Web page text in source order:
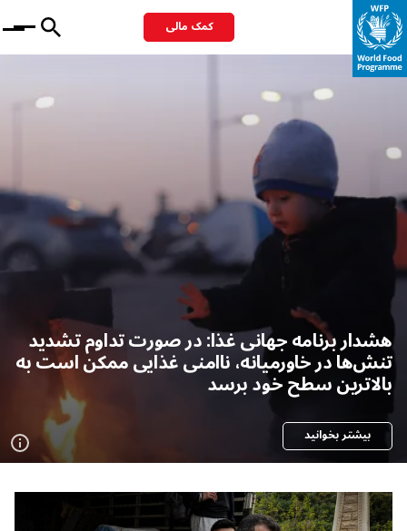
کمک مالی Menu
هشدار برنامه جهانی غذا: در صورت تداوم تشدید
تنش‌ها در خاورمیانه، ناامنی غذایی ممکن است به
بالاترین سطح خود برسد
بیشتر بخوانید